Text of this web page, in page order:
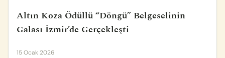
Altın Koza Ödüllü “Döngü” Belgeselinin
Galası İzmir’de Gerçekleşti
15 Ocak 2026